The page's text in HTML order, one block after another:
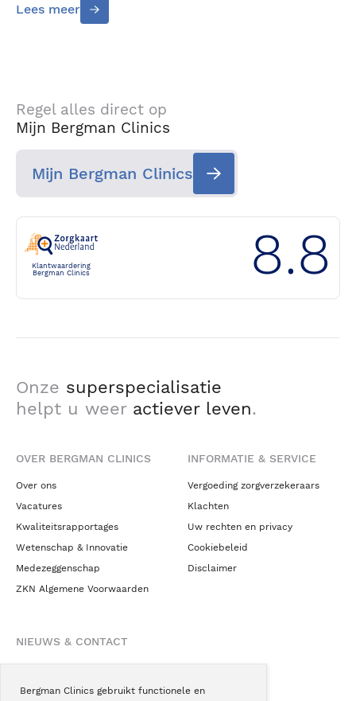
Bergman Clinics gebruikt functionele en
Lees meer
Regel alles direct op
Mijn Bergman Clinics
Mijn Bergman Clinics
Klantwaardering
Bergman Clinics
8.8
Onze superspecialisatie
helpt u weer actiever leven.
OVER BERGMAN CLINICS
Over ons
Vacatures
Kwaliteitsrapportages
Wetenschap & Innovatie
Medezeggenschap
ZKN Algemene Voorwaarden
INFORMATIE & SERVICE
Vergoeding zorgverzekeraars
Klachten
Uw rechten en privacy
Cookiebeleid
Disclaimer
NIEUWS & CONTACT
Blogs